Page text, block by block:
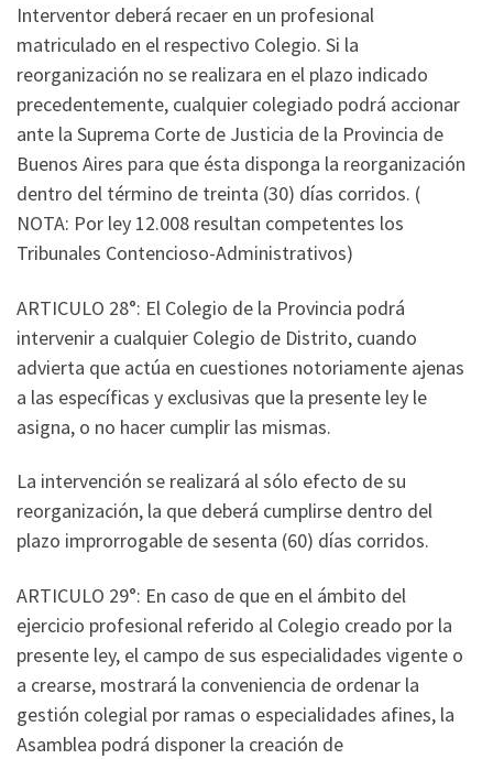
Interventor deberá recaer en un profesional
matriculado en el respectivo Colegio. Si la
reorganización no se realizara en el plazo indicado
precedentemente, cualquier colegiado podrá accionar
ante la Suprema Corte de Justicia de la Provincia de
Buenos Aires para que ésta disponga la reorganización
dentro del término de treinta (30) días corridos. (
NOTA: Por ley 12.008 resultan competentes los
Tribunales Contencioso-Administrativos)
ARTICULO 28°: El Colegio de la Provincia podrá
intervenir a cualquier Colegio de Distrito, cuando
advierta que actúa en cuestiones notoriamente ajenas
a las específicas y exclusivas que la presente ley le
asigna, o no hacer cumplir las mismas.
La intervención se realizará al sólo efecto de su
reorganización, la que deberá cumplirse dentro del
plazo improrrogable de sesenta (60) días corridos.
ARTICULO 29°: En caso de que en el ámbito del
ejercicio profesional referido al Colegio creado por la
presente ley, el campo de sus especialidades vigente o
a crearse, mostrará la conveniencia de ordenar la
gestión colegial por ramas o especialidades afines, la
Asamblea podrá disponer la creación de